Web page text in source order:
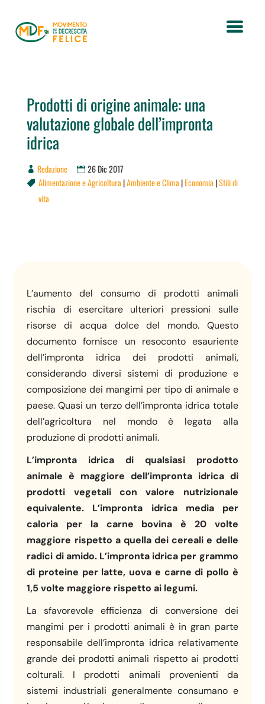
Prodotti di origine animale: una
valutazione globale dell’impronta
idrica
Redazione 26 Dic 2017
 Alimentazione e Agricoltura |Ambiente e Clima |Economia |Stili di
vita
L’aumento del consumo di prodotti animali
rischia di esercitare ulteriori pressioni sulle
risorse di acqua dolce del mondo. Questo
documento fornisce un resoconto esauriente
dell’impronta idrica dei prodotti animali,
considerando diversi sistemi di produzione e
composizione dei mangimi per tipo di animale e
paese. Quasi un terzo dell’impronta idrica totale
dell’agricoltura nel mondo è legata alla
produzione di prodotti animali.
L’impronta idrica di qualsiasi prodotto
animale è maggiore dell’impronta idrica di
prodotti vegetali con valore nutrizionale
equivalente. L’impronta idrica media per
caloria per la carne bovina è 20 volte
maggiore rispetto a quella dei cereali e delle
radici di amido. L’impronta idrica per grammo
di proteine ​​per latte, uova e carne di pollo è
1,5 volte maggiore rispetto ai legumi.
La sfavorevole efficienza di conversione dei
mangimi per i prodotti animali è in gran parte
responsabile dell’impronta idrica relativamente
grande dei prodotti animali rispetto ai prodotti
colturali. I prodotti animali provenienti da
sistemi industriali generalmente consumano e